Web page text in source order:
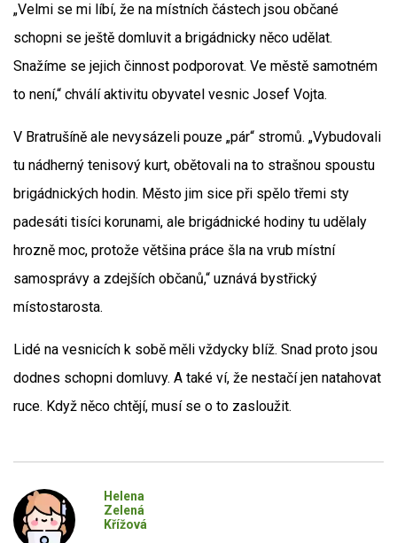
„Velmi se mi líbí, že na místních částech jsou občané
schopni se ještě domluvit a brigádnicky něco udělat.
Snažíme se jejich činnost podporovat. Ve městě samotném
to není,“ chválí aktivitu obyvatel vesnic Josef Vojta.
V Bratrušíně ale nevysázeli pouze „pár“ stromů. „Vybudovali
tu nádherný tenisový kurt, obětovali na to strašnou spoustu
brigádnických hodin. Město jim sice při spělo třemi sty
padesáti tisíci korunami, ale brigádnické hodiny tu udělaly
hrozně moc, protože většina práce šla na vrub místní
samosprávy a zdejších občanů,“ uznává bystřický
místostarosta.
Lidé na vesnicích k sobě měli vždycky blíž. Snad proto jsou
dodnes schopni domluvy. A také ví, že nestačí jen natahovat
ruce. Když něco chtějí, musí se o to zasloužit.
Helena
Zelená
Křížová